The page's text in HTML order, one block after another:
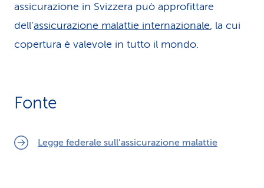
assicurazione in Svizzera può approfittare
dell’assicurazione malattie internazionale, la cui
copertura è valevole in tutto il mondo.
Fonte
Legge federale sull’assicurazione malattie